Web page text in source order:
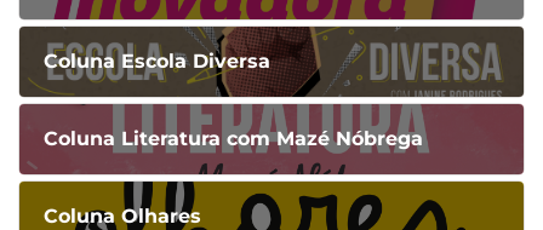
Coluna Escola Diversa
Coluna Literatura com Mazé Nóbrega
Coluna Olhares